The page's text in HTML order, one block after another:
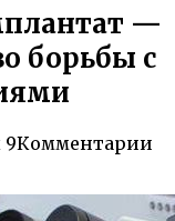
—
борьбы с
9Комментарии